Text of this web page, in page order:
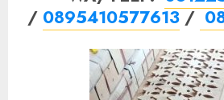
/ 0895410577613/